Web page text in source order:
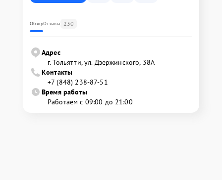
ОбзорОтзывы 230
Адрес
г. Тольятти, ул. Дзержинского, 38А
Контакты
+7 (848) 238-87-51
Время работы
Работаем с 09:00 до 21:00